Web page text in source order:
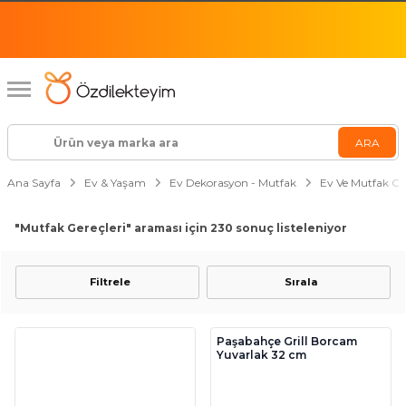
Ana Sayfa Ev & Yaşam Ev Dekorasyon - Mutfak Ev Ve Mutfak
"Mutfak Gereçleri" araması için 230 sonuç listeleniyor
Filtrele Sırala
Paşabahçe Grill Borcam
Yuvarlak 32 cm